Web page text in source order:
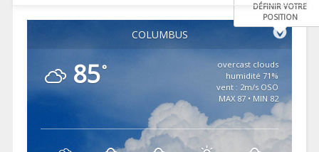
COLUMBUS
DÉFINIR VOTRE
POSITION
85°
overcast clouds
71% humidité
vent : 2m/s OSO
MAX 87 • MIN 82